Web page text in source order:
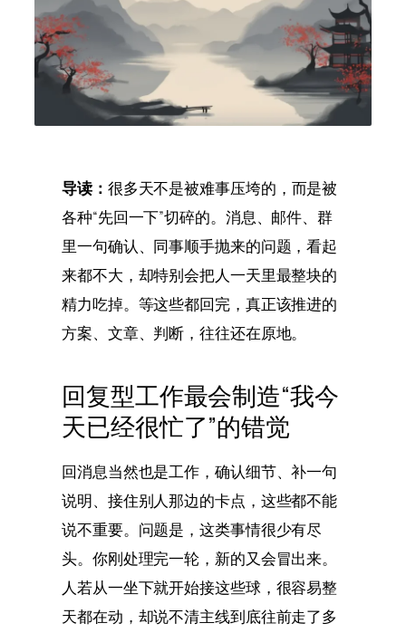
导读： 很多天不是被难事压垮的，而是被
各种“先回一下”切碎的。消息、邮件、群
里一句确认、同事顺手抛来的问题，看起
来都不大，却特别会把人一天里最整块的
精力吃掉。等这些都回完，真正该推进的
方案、文章、判断，往往还在原地。
回复型工作最会制造“我今
天已经很忙了”的错觉
回消息当然也是工作，确认细节、补一句
说明、接住别人那边的卡点，这些都不能
说不重要。问题是，这类事情很少有尽
头。你刚处理完一轮，新的又会冒出来。
人若从一坐下就开始接这些球，很容易整
天都在动，却说不清主线到底往前走了多